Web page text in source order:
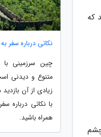
که
نکاتی درباره
چین سرزمینی
متنوع و دیدنی
زیادی از آن
با نکاتی درباره
همراه باشید.